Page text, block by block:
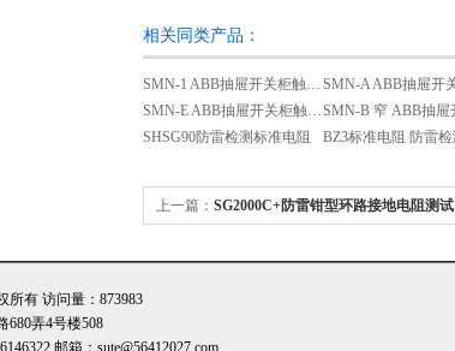
相关同类产品：
SMN-1 ABB抽屉开关柜触头夹紧力检测仪
SMN-E ABB抽屉开关柜触头夹紧力检测仪
SHSG90防雷检测标准电阻
上一篇： SG2000C+防雷钳型环路接地电阻测试
所有 访问量：873983
680弄4号楼508
邮箱：sute@56412027.com